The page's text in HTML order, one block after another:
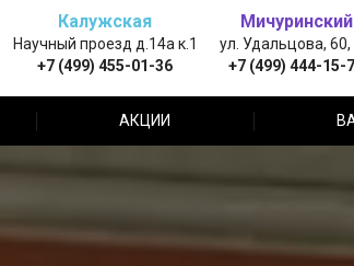
Калужская
Научный проезд д.14а к.1
+7 (499) 455-01-36
Мичуринский
ул. Удальцова, 60,
+7 (499) 444-15-
АКЦИИ